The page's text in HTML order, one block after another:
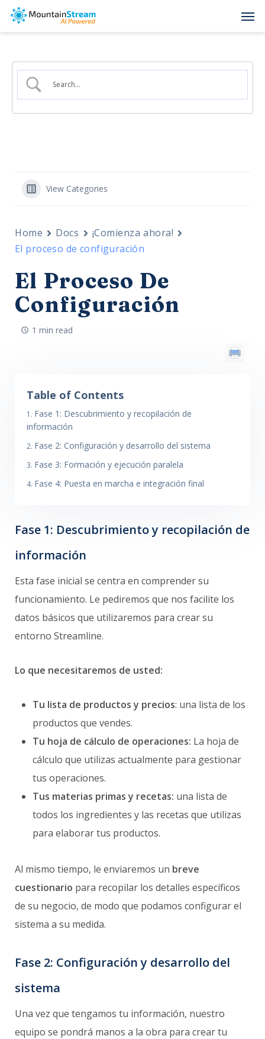
Skip
content
View Categories
Home Docs
¡Comienza ahora!
El proceso de configuración
El Proceso De
Configuración
1 min read
Table of Contents
Fase 1: Descubrimiento y recopilación de
información
Fase 2: Configuración y desarrollo del sistema
Fase 3: Formación y ejecución paralela
Fase 4: Puesta en marcha e integración final
Fase 1: Descubrimiento y recopilación de
información
Esta fase inicial se centra en comprender su
funcionamiento. Le pediremos que nos facilite los
datos básicos que utilizaremos para crear su
entorno Streamline.
Lo que necesitaremos de usted:
Tu lista de productos y precios: una lista de los
productos que vendes.
Tu hoja de cálculo de operaciones: La hoja de
cálculo que utilizas actualmente para gestionar
tus operaciones.
Tus materias primas y recetas: una lista de
todos los ingredientes y las recetas que utilizas
para elaborar tus productos.
Al mismo tiempo, le enviaremos un breve
cuestionario para recopilar los detalles específicos
de su negocio, de modo que podamos configurar el
sistema a su medida.
Fase 2: Configuración y desarrollo del
sistema
Una vez que tengamos tu información, nuestro
equipo se pondrá manos a la obra para crear tu